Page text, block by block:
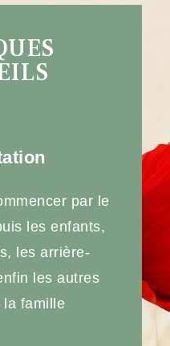
par le
les enfants,
les arrière-
les autres
la famille